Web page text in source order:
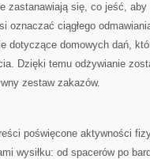
zastanawiają się, co jeść,
oznaczać ciągłego
dotyczące domowych dań,
Dzięki temu odżywianie
zestaw zakazów.
poświęcone aktywności
wysiłku: od spacerów po